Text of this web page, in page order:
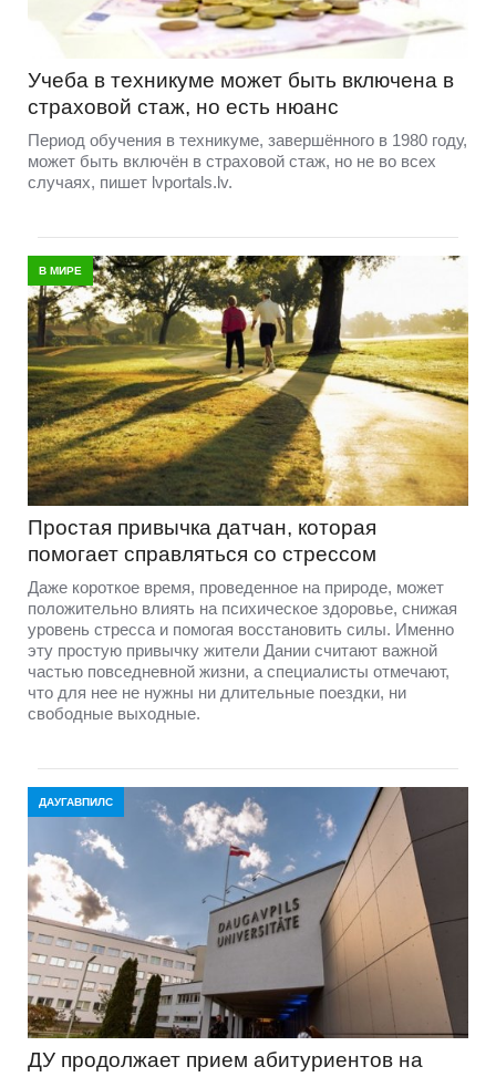
Учеба в техникуме может быть включена в
страховой стаж, но есть нюанс
Период обучения в техникуме, завершённого в 1980 году,
может быть включён в страховой стаж, но не во всех
случаях, пишет lvportals.lv.
В МИРЕ
Простая привычка датчан, которая
помогает справляться со стрессом
Даже короткое время, проведенное на природе, может
положительно влиять на психическое здоровье, снижая
уровень стресса и помогая восстановить силы. Именно
эту простую привычку жители Дании считают важной
частью повседневной жизни, а специалисты отмечают,
что для нее не нужны ни длительные поездки, ни
свободные выходные.
ДАУГАВПИЛС
ДУ продолжает прием абитуриентов на